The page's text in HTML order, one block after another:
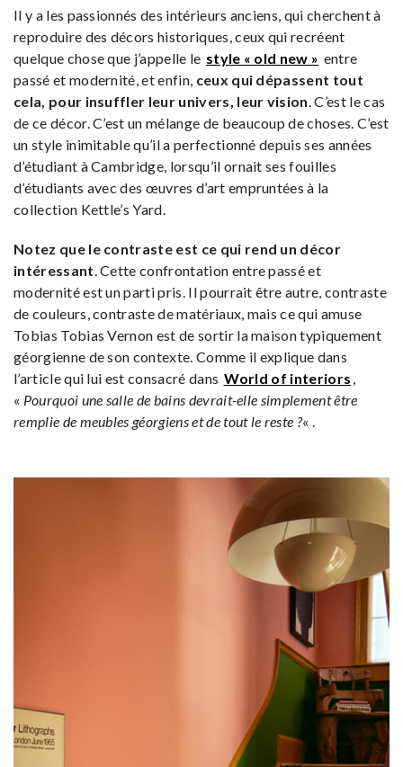
Il y a les passionnés des intérieurs anciens, qui cherchent à
reproduire des décors historiques, ceux qui recréent
quelque chose que j’appelle le style « old new » entre
passé et modernité, et enfin, ceux qui dépassent tout
cela, pour insuffler leur univers, leur vision . C’est le cas
de ce décor. C’est un mélange de beaucoup de choses. C’est
un style inimitable qu’il a perfectionné depuis ses années
d’étudiant à Cambridge, lorsqu’il ornait ses fouilles
d’étudiants avec des œuvres d’art empruntées à la
collection Kettle’s Yard.
Notez que le contraste est ce qui rend un décor
intéressant . Cette confrontation entre passé et
modernité est un parti pris. Il pourrait être autre, contraste
de couleurs, contraste de matériaux, mais ce qui amuse
Tobias Tobias Vernon est de sortir la maison typiquement
géorgienne de son contexte. Comme il explique dans
l’article qui lui est consacré dans World of interiors
« Pourquoi une salle de bains devrait-elle simplement être
remplie de meubles géorgiens et de tout le reste ?« .